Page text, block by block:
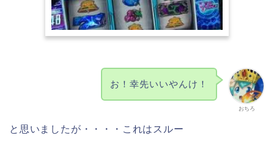
おちろ
お！幸先いいやんけ！
と思いましたが・・・・これはスルー